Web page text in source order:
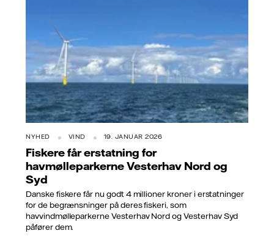
NYHED VIND 19. JANUAR 2026
Fiskere får erstatning for
havmølleparkerne Vesterhav Nord og
Syd
Danske fiskere får nu godt 4 millioner kroner i erstatninger
for de begrænsninger på deres fiskeri, som
havvindmølleparkerne Vesterhav Nord og Vesterhav Syd
påfører dem.